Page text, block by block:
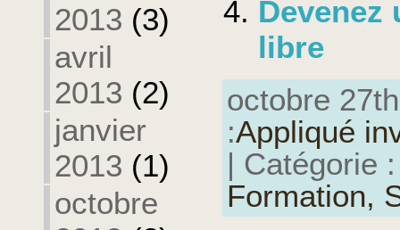
2013 (3)
avril
2013 (2)
janvier
2013 (1)
octobre
Devenez
libre
octobre
:Appliqué
| Catégorie
Formation,